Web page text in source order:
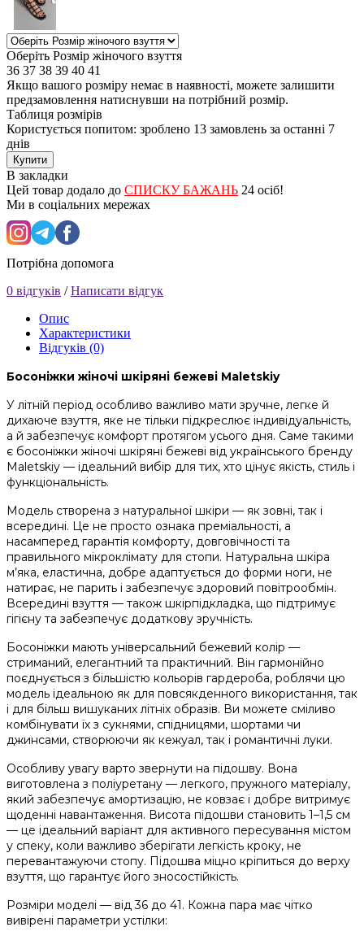
Оберіть Розмір жіночого взуття
36 37 38 39 40 41
Якщо вашого розміру немає в наявності, можете залишити
предзамовлення натиснувши на потрібний розмір.
Таблиця розмірів
Користується попитом: зроблено 13 замовлень за останні 7
днів
Купити
В закладки
Цей товар додало до СПИСКУ БАЖАНЬ 24 осіб!
Ми в соціальних мережах
Потрібна допомога
0 відгуків /Написати відгук
Опис
Характеристики
Відгуків (0)
Босоніжки жіночі шкіряні бежеві Maletskiy
У літній період особливо важливо мати зручне, легке й
дихаюче взуття, яке не тільки підкреслює індивідуальність,
а й забезпечує комфорт протягом усього дня. Саме такими
є босоніжки жіночі шкіряні бежеві від українського бренду
Maletskiy — ідеальний вибір для тих, хто цінує якість, стиль і
функціональність.
Модель створена з натуральної шкіри — як зовні, так і
всередині. Це не просто ознака преміальності, а
насамперед гарантія комфорту, довговічності та
правильного мікроклімату для стопи. Натуральна шкіра
м’яка, еластична, добре адаптується до форми ноги, не
натирає, не парить і забезпечує здоровий повітрообмін.
Всередині взуття — також шкірпідкладка, що підтримує
гігієну та забезпечує додаткову зручність.
Босоніжки мають універсальний бежевий колір —
стриманий, елегантний та практичний. Він гармонійно
поєднується з більшістю кольорів гардероба, роблячи цю
модель ідеальною як для повсякденного використання, так
і для більш вишуканих літніх образів. Ви можете сміливо
комбінувати їх з сукнями, спідницями, шортами чи
джинсами, створюючи як кежуал, так і романтичні луки.
Особливу увагу варто звернути на підошву. Вона
виготовлена з поліуретану — легкого, пружного матеріалу,
який забезпечує амортизацію, не ковзає і добре витримує
щоденні навантаження. Висота підошви становить 1–1,5 см
— це ідеальний варіант для активного пересування містом
у спеку, коли важливо зберігати легкість кроку, не
перевантажуючи стопу. Підошва міцно кріпиться до верху
взуття, що гарантує його зносостійкість.
Розміри моделі — від 36 до 41. Кожна пара має чітко
вивірені параметри устілки: